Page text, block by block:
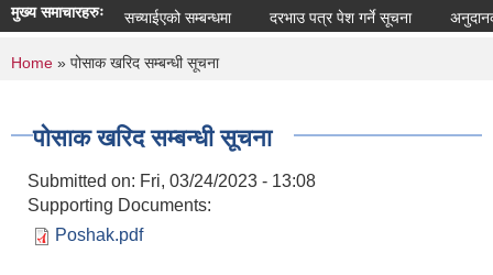
मुख्य समाचारहरुःसच्याईएको सम्बन्धमा दरभाउ पत्र पेश गर्ने सूचना अनुदानको
You are here
Home » पोसाक खरिद सम्बन्धी सूचना
पोसाक खरिद सम्बन्धी सूचना
Submitted on: Fri, 03/24/2023 - 13:08
Supporting Documents:
Poshak.pdf